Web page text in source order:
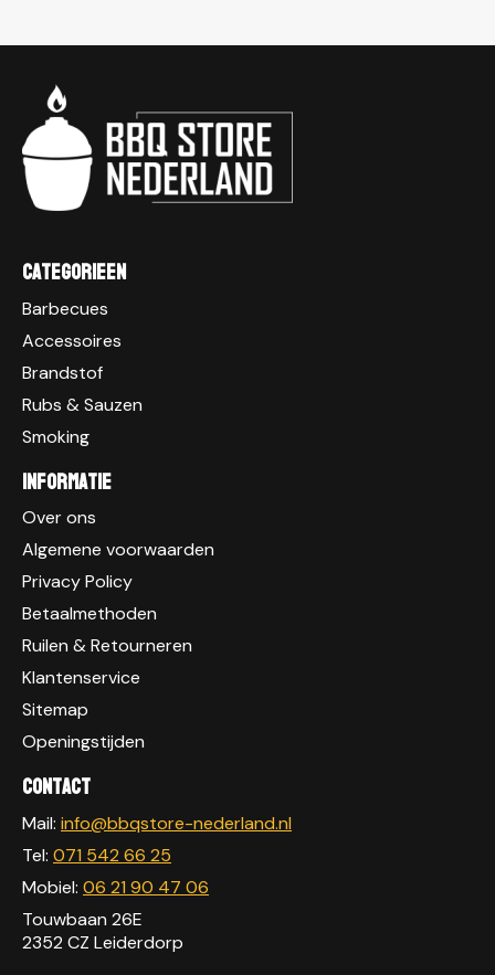
Categorieen
Barbecues
Accessoires
Brandstof
Rubs & Sauzen
Smoking
Informatie
Over ons
Algemene voorwaarden
Privacy Policy
Betaalmethoden
Ruilen & Retourneren
Klantenservice
Sitemap
Openingstijden
Contact
Mail: info@bbqstore-nederland.nl
Tel: 071 542 66 25
Mobiel: 06 21 90 47 06
Touwbaan 26E
2352 CZ Leiderdorp